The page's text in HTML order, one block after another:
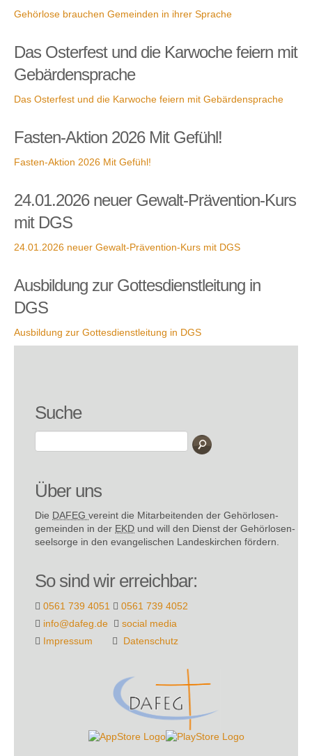
Gehörlose brauchen Gemeinden in ihrer Sprache
Das Osterfest und die Karwoche feiern mit
Gebärdensprache
Das Osterfest und die Karwoche feiern mit Gebärdensprache
Fasten-Aktion 2026 Mit Gefühl!
Fasten-Aktion 2026 Mit Gefühl!
24.01.2026 neuer Gewalt-Prävention-Kurs
mit DGS
24.01.2026 neuer Gewalt-Prävention-Kurs mit DGS
Ausbildung zur Gottesdienstleitung in
DGS
Ausbildung zur Gottesdienstleitung in DGS
Suche
Über uns
Die DAFEG vereint die Mitarbeitenden der Gehör­losen­
gemeinden in der EKD und will den Dienst der Gehör­losen­
seel­sorge in den evange­lischen Landes­kirchen fördern.
So sind wir erreichbar:
0561 739 4051
0561 739 4052
info@dafeg.de
social media
Impressum
Datenschutz